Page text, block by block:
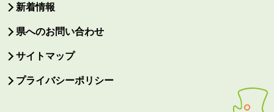
新着情報
県へのお問い合わせ
サイトマップ
プライバシーポリシー